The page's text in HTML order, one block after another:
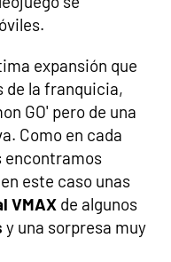
expansión que
de la franquicia,
GO' pero de una
Como en cada
encontramos
este caso unas
VMAX de algunos
y una sorpresa muy